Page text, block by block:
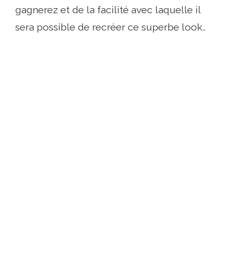
gagnerez et de la facilité avec laquelle il
sera possible de recréer ce superbe look..